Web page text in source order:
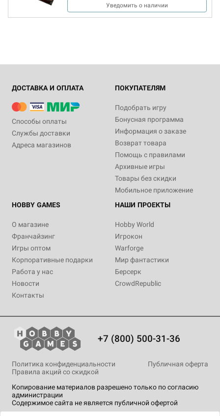
Уведомить о наличии
ДОСТАВКА И ОПЛАТА
Способы оплаты
Службы доставки
Адреса магазинов
ПОКУПАТЕЛЯМ
Подобрать игру
Бонусная программа
Информация о заказе
Возврат товара
Помощь с правилами
Архивные игры
Товары без скидки
Мобильное приложение
HOBBY GAMES
О магазине
Франчайзинг
Игры оптом
Корпоративные подарки
Работа у нас
Новости
Контакты
НАШИ ПРОЕКТЫ
Hobby World
Игрокон
Warforge
Мир фантастики
Берсерк
CrowdRepublic
+7 (800) 500-31-36
Копирование материалов разрешено только по согласию
администрации
Содержимое сайта не является публичной офертой
Политика конфиденциальности
Публичная оферта
Правила акций со скидкой